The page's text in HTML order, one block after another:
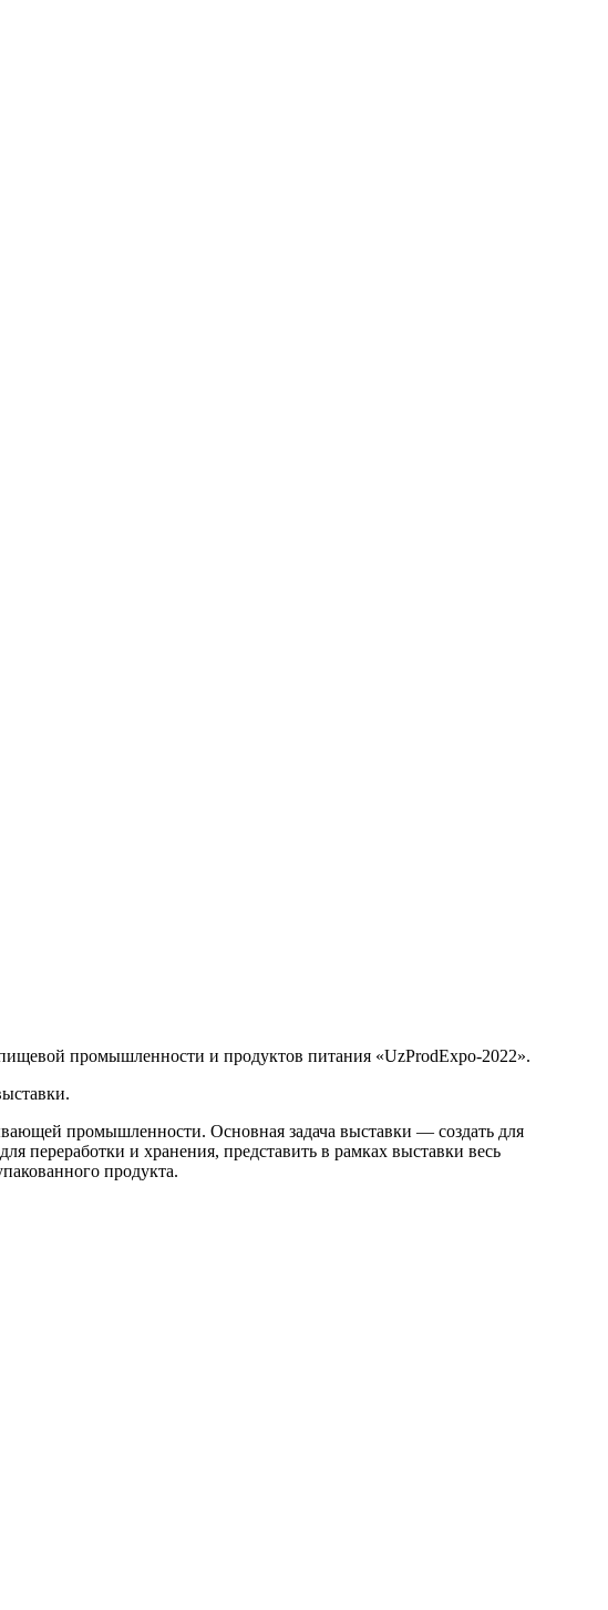
промышленности и продуктов питания «UzProdExpo-2022».
промышленности. Основная задача выставки — создать для
переработки и хранения, представить в рамках выставки весь
продукта.